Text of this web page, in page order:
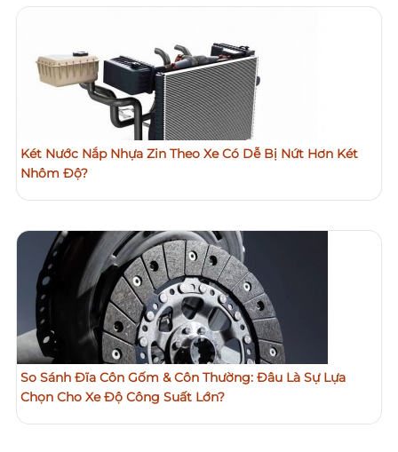
Két Nước Nắp Nhựa Zin Theo Xe Có Dễ Bị Nứt Hơn Két
Nhôm Độ?
So Sánh Đĩa Côn Gốm & Côn Thường: Đâu Là Sự Lựa
Chọn Cho Xe Độ Công Suất Lớn?